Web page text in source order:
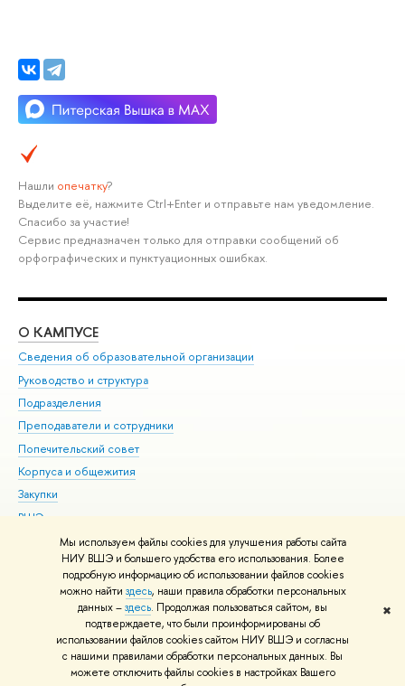
Мы используем файлы cookies для улучшения работы сайта
НИУ ВШЭ и большего удобства его использования. Более
подробную информацию об использовании файлов cookies
можно найти здесь, наши правила обработки персональных
данных –здесь. Продолжая пользоваться сайтом, вы
подтверждаете, что были проинформированы об
использовании файлов cookies сайтом НИУ ВШЭ и согласны
с нашими правилами обработки персональных данных. Вы
можете отключить файлы cookies в настройках Вашего
✖
Нашли опечатку?
Выделите её, нажмите Ctrl+Enter и отправьте нам уведомление.
Спасибо за участие!
Сервис предназначен только для отправки сообщений об
орфографических и пунктуационных ошибках.
О КАМПУСЕ
Сведения об образовательной организации
Руководство и структура
Подразделения
Преподаватели и сотрудники
Попечительский совет
Корпуса и общежития
Закупки
ВШЭ для студентов с ограниченными возможностями
здоровья и инвалидностью
Версия для слабовидящих
Единая платежная страница
© НИУ ВШЭ 1993–2026 Адреса и контакты Условия использования
материалов Политика конфиденциальности Карта сайта
Шрифты HSE Sans и HSE Slab разработаны вШколе дизайна НИУ ВШЭ